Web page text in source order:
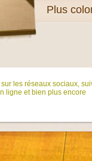
Plus
​​les réseaux sociaux,
ligne et bien plus encore